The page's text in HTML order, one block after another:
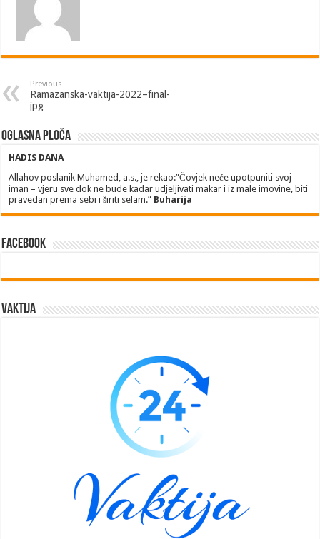
Previous
Ramazanska-vaktija-2022–final-
jpg
Oglasna ploča
HADIS DANA
Allahov poslanik Muhamed, a.s., je rekao:”Čovjek neće upotpuniti svoj
iman – vjeru sve dok ne bude kadar udjeljivati makar i iz male imovine, biti
pravedan prema sebi i širiti selam.” Buharija
Facebook
Vaktija